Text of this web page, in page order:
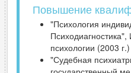
Повышение
"Психология
Психодиагностика",
психологии (2003 г.)
"Судебная